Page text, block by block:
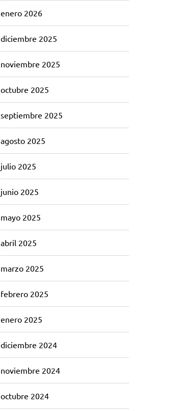
enero 2026
diciembre 2025
noviembre 2025
octubre 2025
septiembre 2025
agosto 2025
julio 2025
junio 2025
mayo 2025
abril 2025
marzo 2025
febrero 2025
enero 2025
diciembre 2024
noviembre 2024
octubre 2024